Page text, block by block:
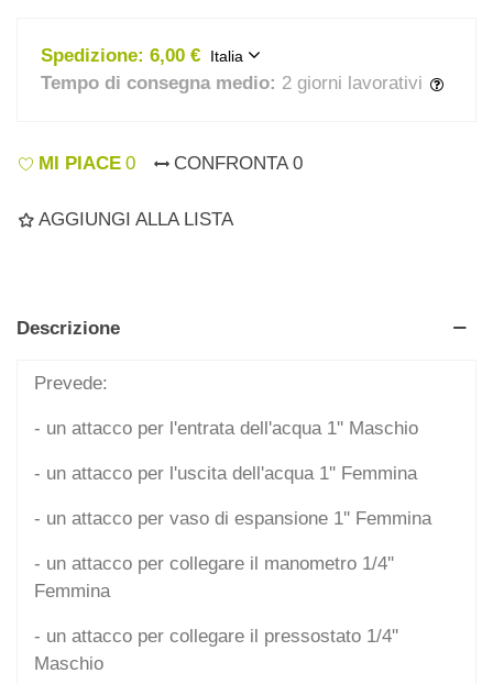
Spedizione: 6,00 € Italia
Tempo di consegna medio: 2 giorni lavorativi
MI PIACE 0 CONFRONTA 0
AGGIUNGI ALLA LISTA
Descrizione
Prevede:
- un attacco per l'entrata dell'acqua 1'' Maschio
- un attacco per l'uscita dell'acqua 1'' Femmina
- un attacco per vaso di espansione 1'' Femmina
- un attacco per collegare il manometro 1/4''
Femmina
- un attacco per collegare il pressostato 1/4''
Maschio